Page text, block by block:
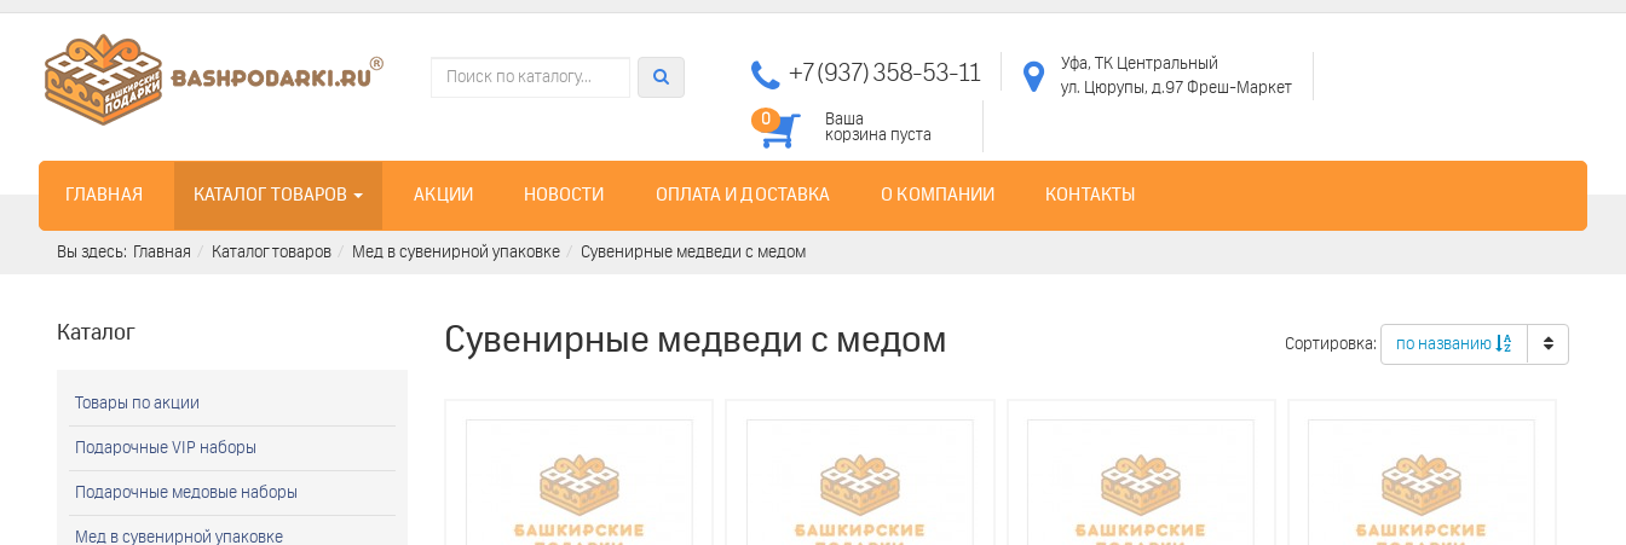
+7 (937) 358-53-11
Уфа, ТК Центральный
ул. Цюрупы, д.97 Фреш-Маркет
0
Ваша
корзина пуста
ГЛАВНАЯ КАТАЛОГ ТОВАРОВ АКЦИИ НОВОСТИ ОПЛАТА И ДОСТАВКА О КОМПАНИИ КОНТАКТЫ
Вы здесь: Главная Каталог товаров Мед в сувенирной упаковке Сувенирные медведи с медом
Сувенирные медведи с медом Сортировка: по названию
Каталог
Товары по акции
Подарочные VIP наборы
Подарочные медовые наборы
Мед в сувенирной упаковке